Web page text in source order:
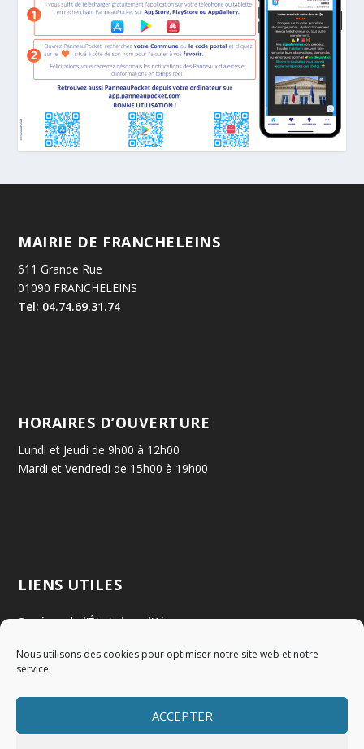
Nous utilisons des cookies pour optimiser notre site web et notre
service.
ACCEPTER
MAIRIE DE FRANCHELEINS
611 Grande Rue
01090 FRANCHELEINS
Tel: 04.74.69.31.74
HORAIRES D’OUVERTURE
Lundi et Jeudi de 9h00 à 12h00
Mardi et Vendredi de 15h00 à 19h00
LIENS UTILES
Services de l'État dans l'Ain
Communauté de Communes Val de Saône Centre
SMIDOM